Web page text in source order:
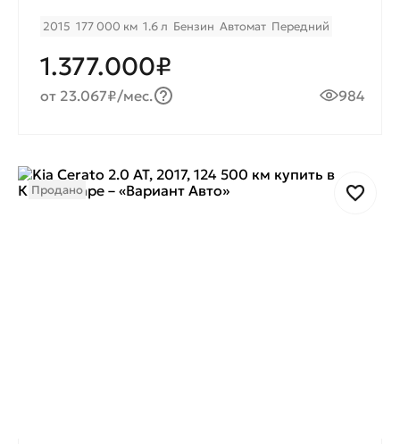
2015 177 000 км 1.6 л Бензин Автомат Передний
1.377.000₽
от 23.067₽/мес. 984
Продано